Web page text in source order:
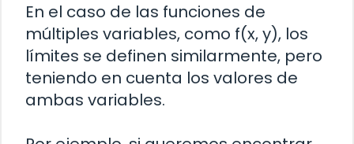
En el caso de las funciones de
múltiples variables, como f(x, y), los
límites se definen similarmente, pero
teniendo en cuenta los valores de
ambas variables.